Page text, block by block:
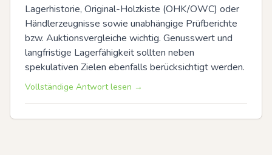
Lagerhistorie, Original-Holzkiste (OHK/OWC) oder
Händlerzeugnisse sowie unabhängige Prüfberichte
bzw. Auktionsvergleiche wichtig. Genusswert und
langfristige Lagerfähigkeit sollten neben
spekulativen Zielen ebenfalls berücksichtigt werden.
Vollständige Antwort lesen →